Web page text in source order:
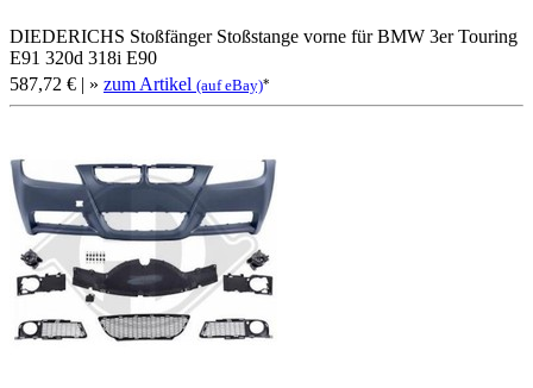
DIEDERICHS Stoßfänger Stoßstange vorne für BMW 3er Touring
E91 320d 318i E90
587,72 € | » zum Artikel (auf eBay)*